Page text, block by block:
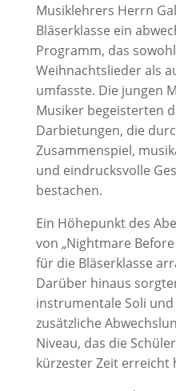
Musiklehrers Herrn
Bläserklasse ein
Programm, das
Weihnachtslieder als
umfasste. Die jungen
Musiker begeisterten
Darbietungen, die
Zusammenspiel,
und eindrucksvolle
bestachen.
Ein Höhepunkt des
von „Nightmare
für die Bläserklasse
Darüber hinaus
instrumentale Soli
zusätzliche
Niveau, das die
kürzester Zeit erreicht